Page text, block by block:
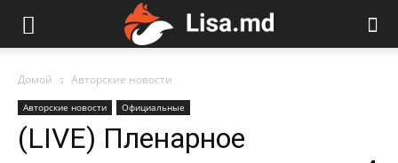
Домой Авторские новости
Авторские новости Официальные
(LIVE) Пленарное